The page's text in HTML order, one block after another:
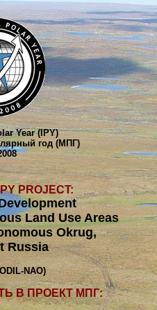
Year (IPY)
год (МПГ)
PROJECT:
Land Use Areas
Okrug,
Russia
NAO)
В ПРОЕКТ МПГ: